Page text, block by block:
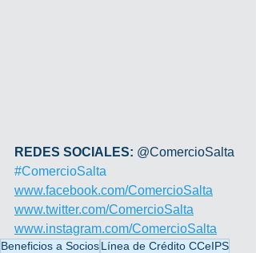
REDES SOCIALES: @ComercioSalta
#ComercioSalta
www.facebook.com/ComercioSalta
www.twitter.com/ComercioSalta
www.instagram.com/ComercioSalta
Beneficios a SociosLínea de Crédito CCeIPS